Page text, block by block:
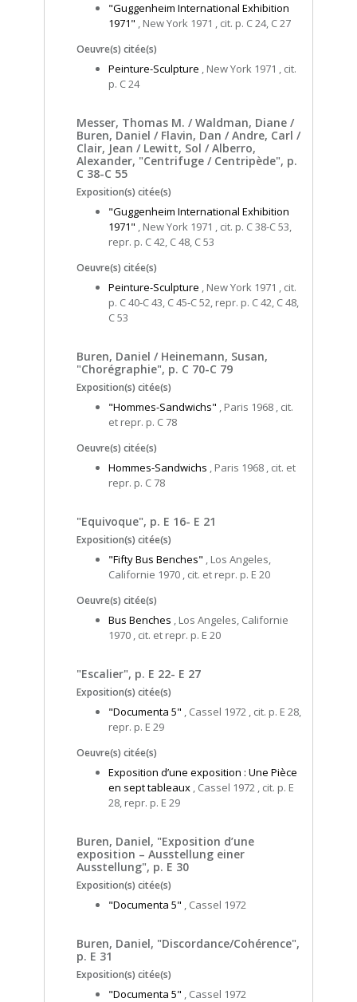
"Guggenheim International Exhibition
1971" , New York 1971 , cit. p. C 24, C 27
Oeuvre(s) citée(s)
Peinture-Sculpture , New York 1971 , cit.
p. C 24
Messer, Thomas M. / Waldman, Diane /
Buren, Daniel / Flavin, Dan / Andre, Carl /
Clair, Jean / Lewitt, Sol / Alberro,
Alexander, "Centrifuge / Centripède", p.
C 38-C 55
Exposition(s) citée(s)
"Guggenheim International Exhibition
1971" , New York 1971 , cit. p. C 38-C 53,
repr. p. C 42, C 48, C 53
Oeuvre(s) citée(s)
Peinture-Sculpture , New York 1971 , cit.
p. C 40-C 43, C 45-C 52, repr. p. C 42, C 48,
C 53
Buren, Daniel / Heinemann, Susan,
"Chorégraphie", p. C 70-C 79
Exposition(s) citée(s)
"Hommes-Sandwichs" , Paris 1968 , cit.
et repr. p. C 78
Oeuvre(s) citée(s)
Hommes-Sandwichs , Paris 1968 , cit. et
repr. p. C 78
"Equivoque", p. E 16- E 21
Exposition(s) citée(s)
"Fifty Bus Benches" , Los Angeles,
Californie 1970 , cit. et repr. p. E 20
Oeuvre(s) citée(s)
Bus Benches , Los Angeles, Californie
1970 , cit. et repr. p. E 20
"Escalier", p. E 22- E 27
Exposition(s) citée(s)
"Documenta 5" , Cassel 1972 , cit. p. E 28,
repr. p. E 29
Oeuvre(s) citée(s)
Exposition d’une exposition : Une Pièce
en sept tableaux , Cassel 1972 , cit. p. E
28, repr. p. E 29
Buren, Daniel, "Exposition d’une
exposition – Ausstellung einer
Ausstellung", p. E 30
Exposition(s) citée(s)
"Documenta 5" , Cassel 1972
Buren, Daniel, "Discordance/Cohérence",
p. E 31
Exposition(s) citée(s)
"Documenta 5" , Cassel 1972